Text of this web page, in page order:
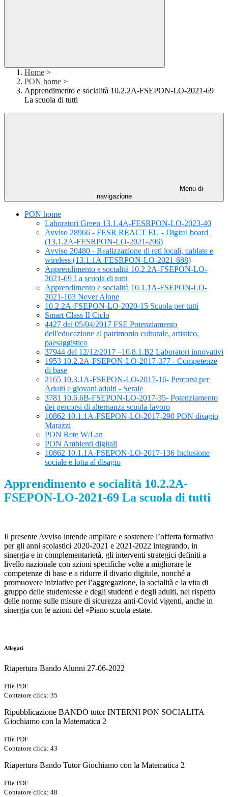
Home >
PON home >
Apprendimento e socialità 10.2.2A-FSEPON-LO-2021-69
La scuola di tutti
Menu di
navigazione
PON home
Laboratori Green 13.1.4A-FESRPON-LO-2023-40
Avviso 28966 - FESR REACT EU - Digital board
(13.1.2A-FESRPON-LO-2021-296)
Avviso 20480 - Realizzazione di reti locali, cablate e
wireless (13.1.1A-FESRPON-LO-2021-688)
Apprendimento e socialità 10.2.2A-FSEPON-LO-
2021-69 La scuola di tutti
Apprendimento e socialità 10.1.1A-FSEPON-LO-
2021-103 Never Alone
10.2.2A-FSEPON-LO-2020-15 Scuola per tutti
Smart Class II Ciclo
4427 del 05/04/2017 FSE Potenziamento
dell'educazione al patrimonio culturale, artistico,
paesaggistico
37944 del 12/12/2017 –10.8.1.B2 Laboratori innovativi
1953 10.2.2A-FSEPON-LO-2017-377 - Competenze
di base
2165 10.3.1A-FSEPON-LO-2017-16- Percorsi per
Adulti e giovani adulti - Serale
3781 10.6.6B-FSEPON-LO-2017-35- Potenziamento
dei percorsi di alternanza scuola-lavoro
10862 10.1.1A-FSEPON-LO-2017-290 PON disagio
Marazzi
PON Rete W/Lan
PON Ambienti digitali
10862 10.1.1A-FSEPON-LO-2017-136 Inclusione
sociale e lotta al disagio
Apprendimento e socialità 10.2.2A-
FSEPON-LO-2021-69 La scuola di tutti
Il presente Avviso intende ampliare e sostenere l’offerta formativa
per gli anni scolastici 2020-2021 e 2021-2022 integrando, in
sinergia e in complementarietà, gli interventi strategici definiti a
livello nazionale con azioni specifiche volte a migliorare le
competenze di base e a ridurre il divario digitale, nonché a
promuovere iniziative per l’aggregazione, la socialità e la vita di
gruppo delle studentesse e degli studenti e degli adulti, nel rispetto
delle norme sulle misure di sicurezza anti-Covid vigenti, anche in
sinergia con le azioni del «Piano scuola estate.
Allegati
Riapertura Bando Alunni 27-06-2022
File PDF
Contatore click: 35
Ripubblicazione BANDO tutor INTERNI PON SOCIALITA
Giochiamo con la Matematica 2
File PDF
Contatore click: 43
Riapertura Bando Tutor Giochiamo con la Matematica 2
File PDF
Contatore click: 48